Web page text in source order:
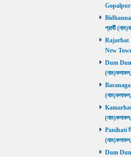
Gopalpur
প্রার্থী
Rajarhat
New Town
Dum Dum
Baranagar
Kamarhati
Panihati
Dum Dum